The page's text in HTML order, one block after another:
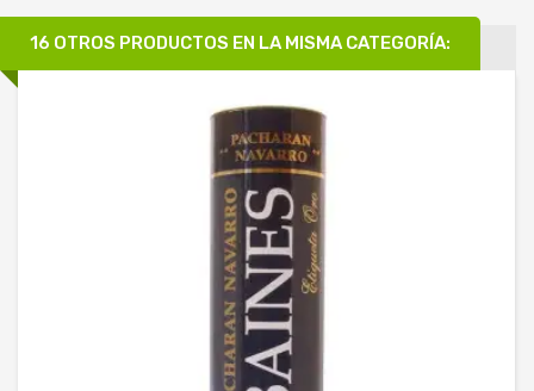
16 OTROS PRODUCTOS EN LA MISMA CATEGORÍA: